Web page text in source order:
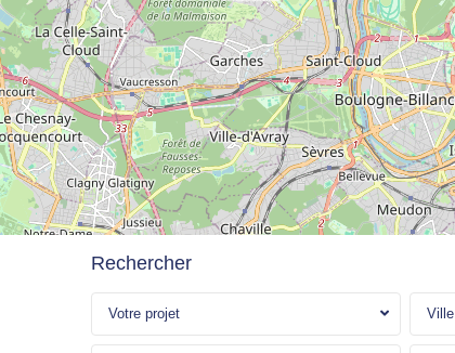
Rechercher
Votre projet Ville